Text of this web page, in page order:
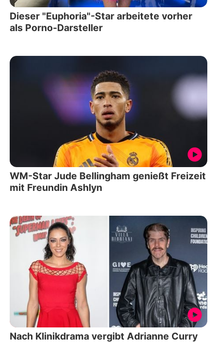
Dieser "Euphoria"-Star arbeitete vorher
als Porno-Darsteller
WM-Star Jude Bellingham genießt Freizeit
mit Freundin Ashlyn
Nach Klinikdrama vergibt Adrianne Curry